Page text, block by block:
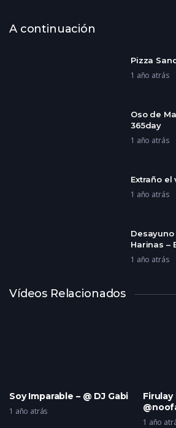
A continuación
Pizza
1 año atrás
Oso de
365day
1 año atrás
Extraño el
1 año atrás
Desayuno
Harinas –
1 año atrás
Ceno
Vídeos Relacionados
Soy Imparable – @ DJ Gabi
1 año atrás
Firulay
1 año